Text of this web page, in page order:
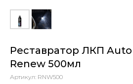
Реставратор ЛКП
Renew 500мл
Артикул: RNW500